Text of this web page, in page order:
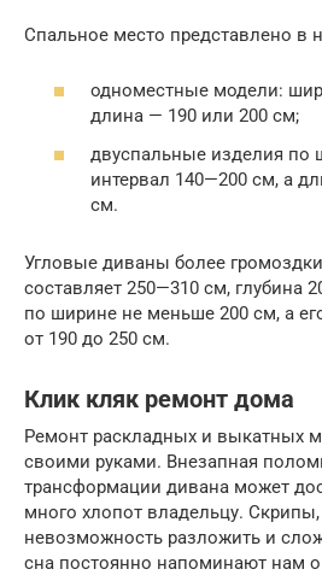
Спальное место представлено в
одноместные модели:
длина — 190 или 200 см;
двуспальные изделия по
интервал 140—200 см, а
см.
Угловые диваны более
составляет 250—310 см, глубина
по ширине не меньше 200 см, а
от 190 до 250 см.
Клик кляк ремонт дома
Ремонт раскладных и выкатных
своими руками. Внезапная
трансформации дивана может
много хлопот владельцу.
невозможность разложить и
сна постоянно напоминают нам о